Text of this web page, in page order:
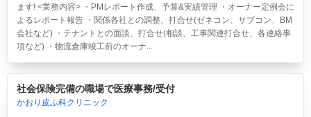
ます! <業務内容> ・PMレポート作成、予算&実績管理 ・オーナー定例会に
よるレポート報告 ・関係各社との調整、打合せ(ゼネコン、サブコン、BM
会社など) ・テナントとの面談、打合せ(相談、工事関連打合せ、各連絡事
項など) ・物流倉庫竣工前のオーナ...
社会保険完備の職場で医療事務/受付
かおり皮ふ科クリニック